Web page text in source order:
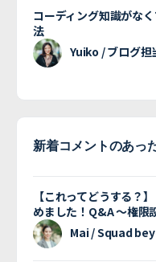
コーディング知識がな
法
Yuiko / ブログ担
新着コメントのあっ
【これってどうする？
めました！Q&A 〜権限
Mai / Squad